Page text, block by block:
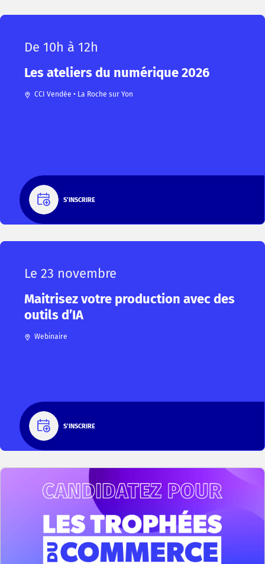
De 10h à 12h
Les ateliers du numérique 2026
CCI Vendée • La Roche sur Yon
S'INSCRIRE
Le 23 novembre
Maitrisez votre production avec des
outils d’IA
Webinaire
S'INSCRIRE